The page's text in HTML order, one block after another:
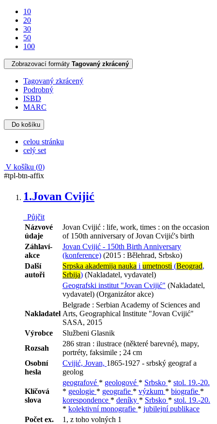
10
20
30
50
100
Zobrazovací formáty Tagovaný zkrácený
Tagovaný zkrácený
Podrobný
ISBD
MARC
Do košíku
celou stránku
celý set
V košíku (0)
#tpl-btn-affix
1.Jovan Cvijić
Půjčit
Názvové
údaje
Jovan Cvijić : life, work, times : on the occasion
of 150th anniversary of Jovan Cvijić's birth
Záhlaví-
akce
Jovan Cvijić - 150th Birth Anniversary
(konference) (2015 : Bělehrad, Srbsko)
Další
autoři
Srpska akademija nauka i umetnosti (Beograd,
Srbija) (Nakladatel, vydavatel)
Geografski institut "Jovan Cvijić" (Nakladatel,
vydavatel) (Organizátor akce)
Nakladatel
Belgrade : Serbian Academy of Sciences and
Arts, Geographical Institute "Jovan Cvijić"
SASA, 2015
Výrobce
Službeni Glasnik
Rozsah
286 stran : ilustrace (některé barevné), mapy,
portréty, faksimile ; 24 cm
Osobní
hesla
Cvijić, Jovan, 1865-1927 - srbský geograf a
geolog
Klíčová
slova
geografové * geologové * Srbsko * stol. 19.-20.
* geologie * geografie * výzkum * biografie *
korespondence * deníky * Srbsko * stol. 19.-20.
* kolektivní monografie * jubilejní publikace
Počet ex.
1, z toho volných 1